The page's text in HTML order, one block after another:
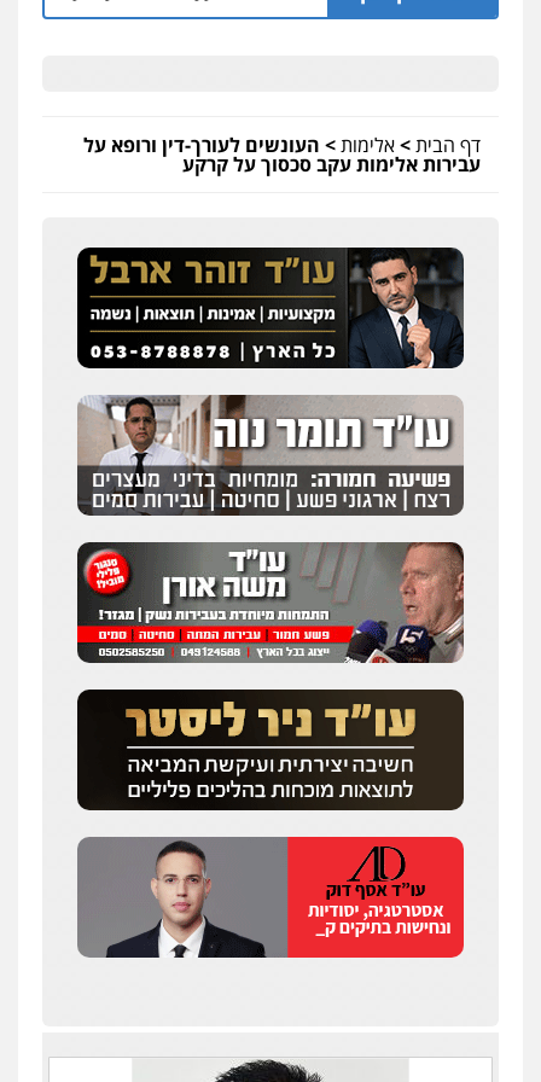
דף הבית>אלימות> העונשים לעורך-דין ורופא על
עבירות אלימות עקב סכסוך על קרקע